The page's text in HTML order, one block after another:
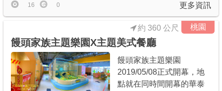
更多資訊
16 0
桃園
饅頭家族主題樂園X主題美式餐廳
約 360 公尺
饅頭家族主題樂園
2019/05/08正式開幕，地
點就在同時間開幕的華泰